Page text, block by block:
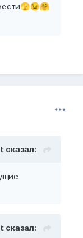
🫣😉🤗
сказал:
сказал: